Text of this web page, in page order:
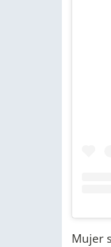
Mujer